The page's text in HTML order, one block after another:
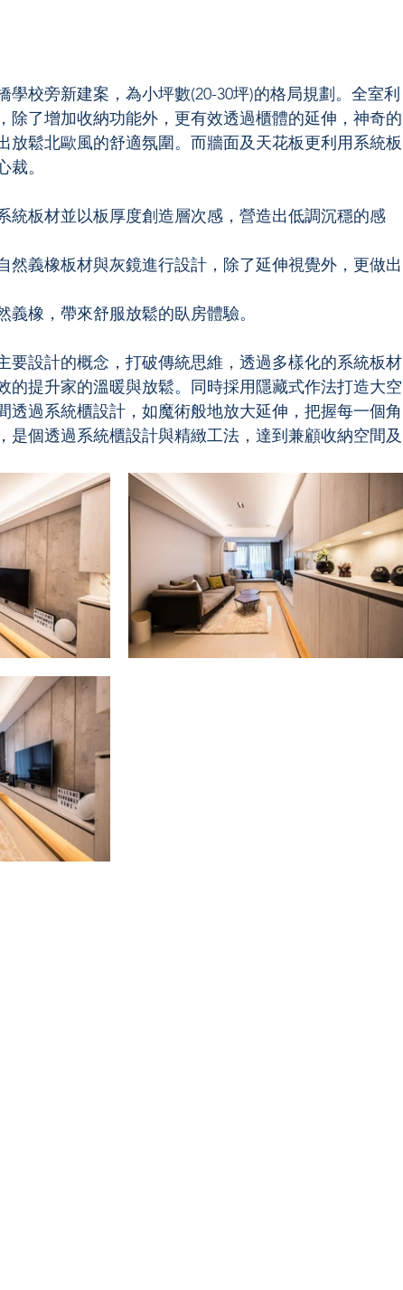
學校旁新建案，為小坪數(20-30坪)的格局規劃。全室利
除了增加收納功能外，更有效透過櫃體的延伸，神奇的
放鬆北歐風的舒適氛圍。而牆面及天花板更利用系統板
。
統板材並以板厚度創造層次感，營造出低調沉穩的感
然義橡板材與灰鏡進行設計，除了延伸視覺外，更做出
義橡，帶來舒服放鬆的臥房體驗。
要設計的概念，打破傳統思維，透過多樣化的系統板材
的提升家的溫暖與放鬆。同時採用隱藏式作法打造大空
透過系統櫃設計，如魔術般地放大延伸，把握每一個角
是個透過系統櫃設計與精緻工法，達到兼顧收納空間及